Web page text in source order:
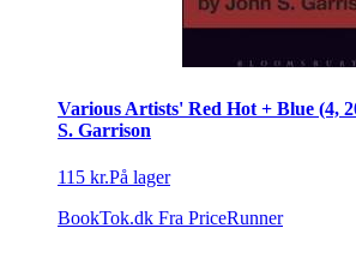
Various Artists' Red Hot + Blue (4,
S. Garrison
115 kr.På lager
BookTok.dk Fra PriceRunner